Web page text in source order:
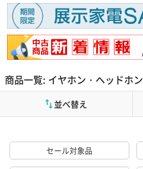
商品一覧: イヤホン・ヘッドホン
並べ替え
セール対象品